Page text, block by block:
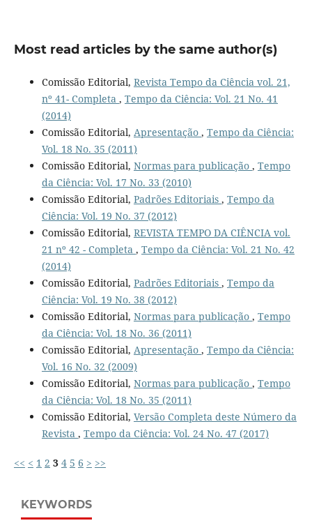
Most read articles by the same author(s)
Comissão Editorial, Revista Tempo da Ciência vol. 21,
nº 41- Completa , Tempo da Ciência: Vol. 21 No. 41
(2014)
Comissão Editorial, Apresentação , Tempo da Ciência:
Vol. 18 No. 35 (2011)
Comissão Editorial, Normas para publicação , Tempo
da Ciência: Vol. 17 No. 33 (2010)
Comissão Editorial, Padrões Editoriais , Tempo da
Ciência: Vol. 19 No. 37 (2012)
Comissão Editorial, REVISTA TEMPO DA CIÊNCIA vol.
21 nº 42 - Completa , Tempo da Ciência: Vol. 21 No. 42
(2014)
Comissão Editorial, Padrões Editoriais , Tempo da
Ciência: Vol. 19 No. 38 (2012)
Comissão Editorial, Normas para publicação , Tempo
da Ciência: Vol. 18 No. 36 (2011)
Comissão Editorial, Apresentação , Tempo da Ciência:
Vol. 16 No. 32 (2009)
Comissão Editorial, Normas para publicação , Tempo
da Ciência: Vol. 18 No. 35 (2011)
Comissão Editorial, Versão Completa deste Número da
Revista , Tempo da Ciência: Vol. 24 No. 47 (2017)
<< < 1 2 3 4 5 6 > >>
KEYWORDS